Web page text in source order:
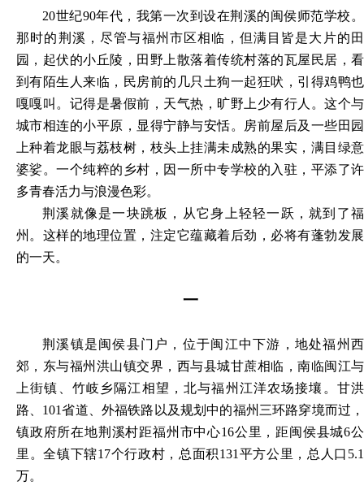
20世纪90年代，我第一次到设在荆溪的闽侯师范学校。
那时的荆溪，尽管与福州市区相临，但满目皆是大片的田
园，起伏的小丘陵，田野上散落着传统村落的瓦屋民居，看
到有陌生人来临，民房前的几只土狗一起狂吠，引得鸡鸭也
嘎嘎叫。记得是暑假前，天气热，旷野上少有行人。这个与
城市相连的小平原，显得宁静与安恬。房前屋后及一些田园
上种着龙眼与荔枝树，枝头上挂满未成熟的果实，满目绿意
婆娑。一个纯粹的乡村，因一所中专学校的入驻，平添了许
多青春活力与浪漫色彩。
荆溪就像是一块跳板，从它身上轻轻一跃，就到了福
州。这样的地理位置，注定它蕴藏着后劲，必将有蓬勃发展
的一天。
一
荆溪镇是闽侯县门户，位于闽江中下游，地处福州西
郊，东与福州洪山镇交界，西与县城甘蔗相临，南临闽江与
上街镇、竹岐乡隔江相望，北与福州江洋农场接壤。甘洪
路、 101省道、外福铁路以及规划中的福州三环路穿境而过，
镇政府所在地荆溪村距福州市中心16公里，距闽侯县城6公
里。全镇下辖17个行政村，总面积131平方公里，总人口5.1
万。